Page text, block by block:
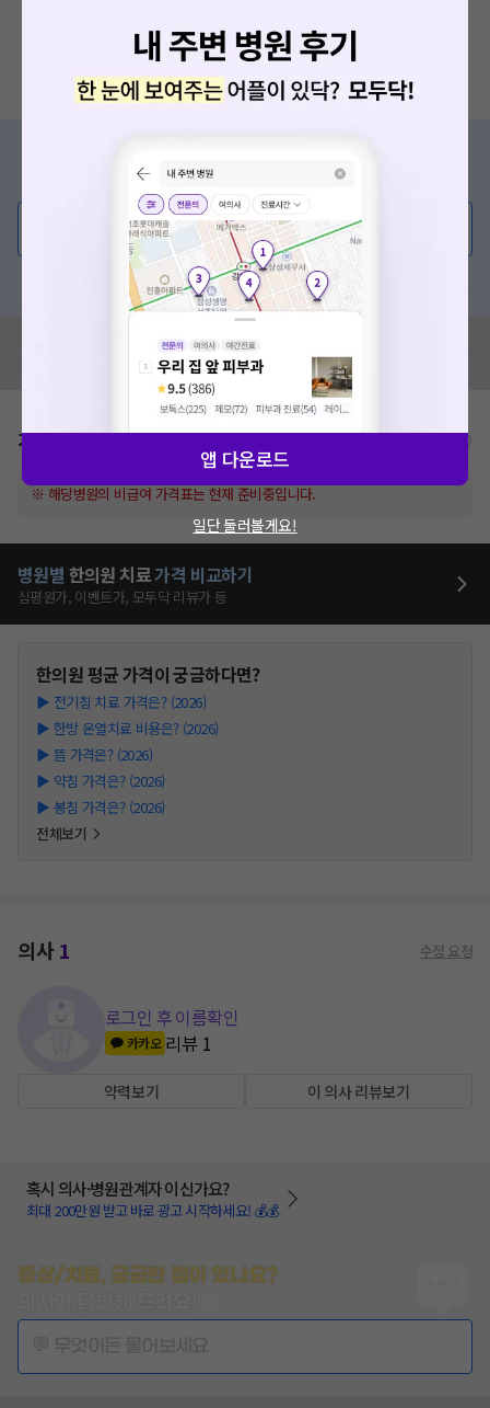
증상/치료, 궁금한 점이 있나요?
💬 무엇이든 물어보세요
혹은, 의료상담 서비스에 다양한 게시글 보러가기
혹시 잘못된 병원정보가 있나요?
모두닥 팀에 알려주세요!
가격표 비급여/급여 진료란?
※ 해당병원의 비급여 가격표는 현재 준비중입니다.
병원별 한의원 치료가격 비교하기
심평원가, 이벤트가, 모두닥 리뷰가 등
한의원평균 가격이 궁금하다면?
▶ 전기침 치료 가격은? (2026)
▶ 한방 온열치료 비용은? (2026)
▶ 뜸 가격은? (2026)
▶ 약침 가격은? (2026)
▶ 봉침 가격은? (2026)
전체보기
의사1 수정 요청
로그인 후 이름확인
카카오 리뷰 1
약력보기 이 의사 리뷰보기
혹시 의사·병원관계자 이신가요?
최대 200만원 받고 바로 광고 시작하세요! 💰💰
증상/치료, 궁금한 점이 있나요?
앱 다운로드
일단 둘러볼게요!